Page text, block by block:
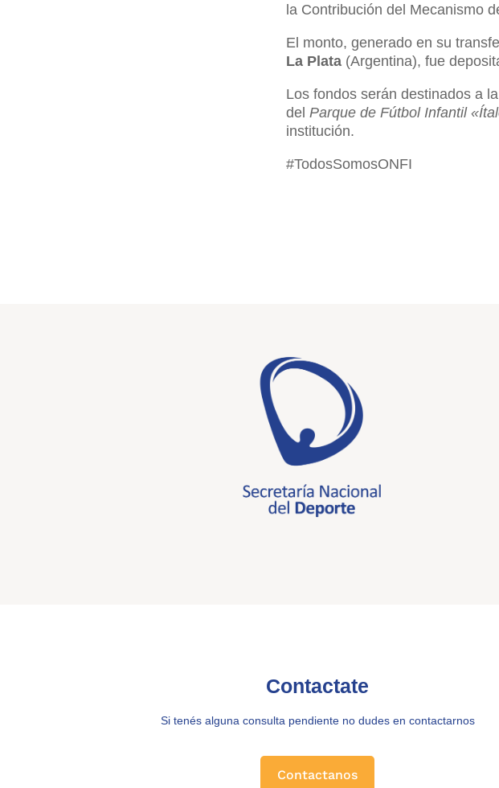
la Contribución del Mecanismo
El monto, generado en su
La Plata (Argentina), fue
Los fondos serán destinados a
del Parque de Fútbol Infantil
institución.
#TodosSomosONFI
Contactate
Si tenés alguna consulta pendiente no dudes en contactarnos
Contactanos